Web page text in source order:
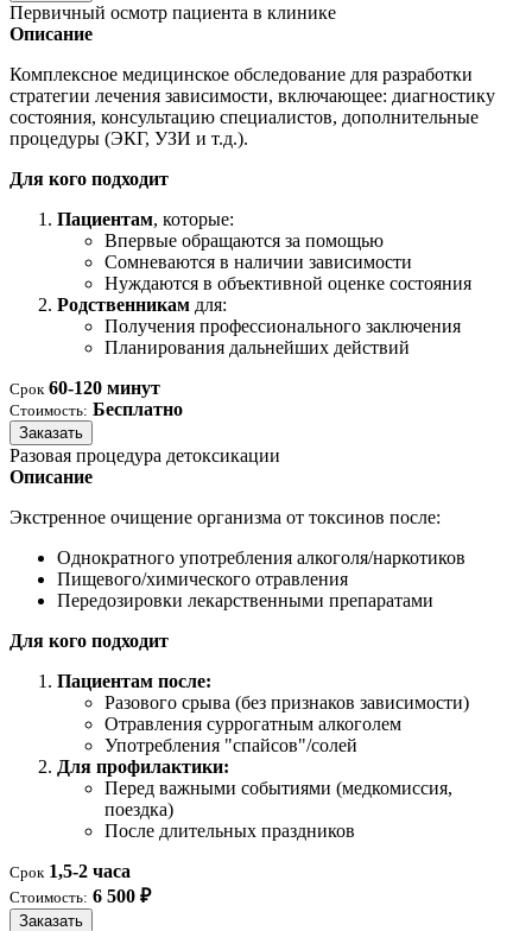
Первичный осмотр пациента в клинике
Описание
Комплексное медицинское обследование для разработки
стратегии лечения зависимости, включающее: диагностику
состояния, консультацию специалистов, дополнительные
процедуры (ЭКГ, УЗИ и т.д.).
Для кого подходит
Пациентам, которые:
Впервые обращаются за помощью
Сомневаются в наличии зависимости
Нуждаются в объективной оценке состояния
Родственникам для:
Получения профессионального заключения
Планирования дальнейших действий
Срок 60-120 минут
Стоимость: Бесплатно
Заказать
Разовая процедура детоксикации
Описание
Экстренное очищение организма от токсинов после:
Однократного употребления алкоголя/наркотиков
Пищевого/химического отравления
Передозировки лекарственными препаратами
Для кого подходит
Пациентам после:
Разового срыва (без признаков зависимости)
Отравления суррогатным алкоголем
Употребления "спайсов"/солей
Для профилактики:
Перед важными событиями (медкомиссия,
поездка)
После длительных праздников
Срок 1,5-2 часа
Стоимость: 6 500 ₽
Заказать